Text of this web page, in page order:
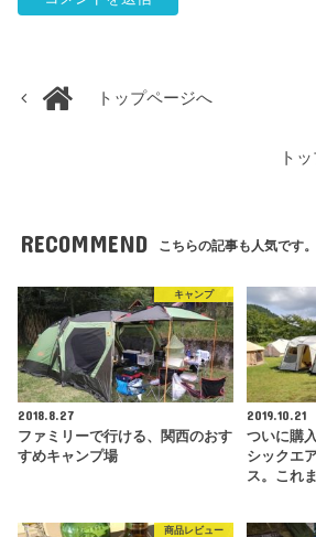
トップページへ
ト
RECOMMEND こちらの記事も人気です。
キャンプ
2018.8.27
ファミリーで行ける、関西のおす
すめキャンプ場
2019.10.21
ついに購
シックエ
ス。これ
商品レビュー